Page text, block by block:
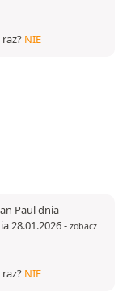
NIE
Paul dnia
28.01.2026- zobacz
NIE